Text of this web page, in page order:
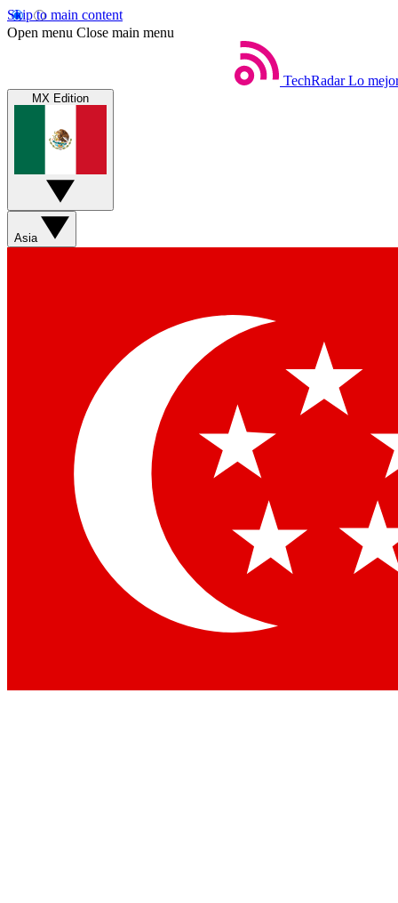
Skip to main content
Open menu Close main menu
TechRadar Lo
MX Edition
Asia